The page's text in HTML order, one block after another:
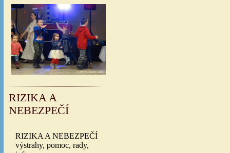
RIZIKA A
NEBEZPEČÍ